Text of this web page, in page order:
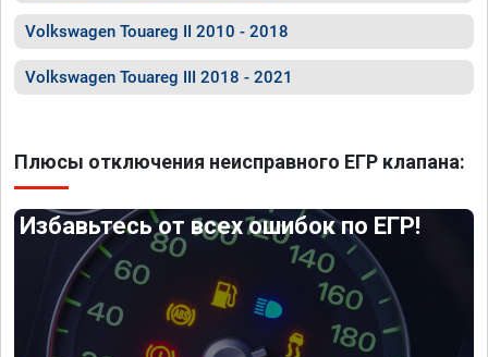
Volkswagen Touareg II 2010 - 2018
Volkswagen Touareg III 2018 - 2021
Плюсы отключения неисправного ЕГР клапана:
Избавьтесь от всех ошибок по ЕГР!